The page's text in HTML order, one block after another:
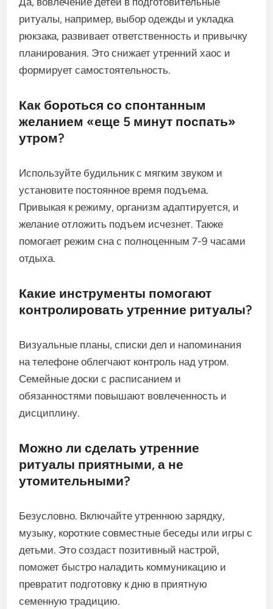
ритуалы, например, выбор одежды и укладка
рюкзака, развивает ответственность и привычку
планирования. Это снижает утренний хаос и
формирует самостоятельность.
Как бороться со спонтанным
желанием «еще 5 минут поспать»
утром?
Используйте будильник с мягким звуком и
установите постоянное время подъема.
Привыкая к режиму, организм адаптируется, и
желание отложить подъем исчезнет. Также
помогает режим сна с полноценным 7-9 часами
отдыха.
Какие инструменты помогают
контролировать утренние ритуалы?
Визуальные планы, списки дел и напоминания
на телефоне облегчают контроль над утром.
Семейные доски с расписанием и
обязанностями повышают вовлеченность и
дисциплину.
Можно ли сделать утренние
ритуалы приятными, а не
утомительными?
Безусловно. Включайте утреннюю зарядку,
музыку, короткие совместные беседы или игры с
детьми. Это создаст позитивный настрой,
поможет быстро наладить коммуникацию и
превратит подготовку к дню в приятную
семенную традицию.